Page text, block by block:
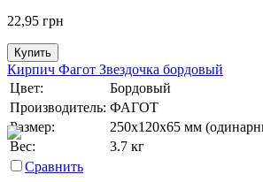
22,95 грн
Купить
Кирпич Фагот Звездочка бордовый
Цвет:
Бордовый
Производитель: ФАГОТ
Размер:
250х120х65 мм
Вес:
3.7 кг
Сравнить